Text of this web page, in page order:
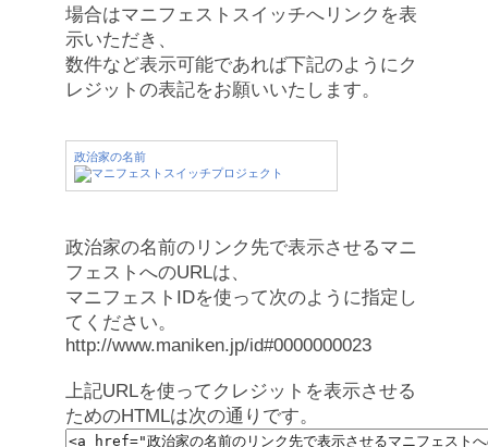
場合はマニフェストスイッチへリンクを表
示いただき、
数件など表示可能であれば下記のようにク
レジットの表記をお願いいたします。
政治家の名前
政治家の名前のリンク先で表示させるマニ
フェストへのURLは、
マニフェストIDを使って次のように指定し
てください。
http://www.maniken.jp/id#0000000023
上記URLを使ってクレジットを表示させる
ためのHTMLは次の通りです。